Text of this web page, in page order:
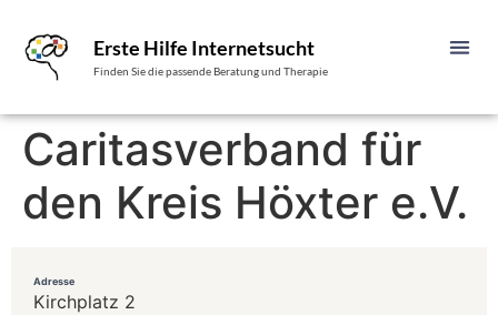
Erste Hilfe Internetsucht
Finden Sie die passende Beratung und Therapie
Caritasverband für
den Kreis Höxter e.V.
Adresse
Kirchplatz 2